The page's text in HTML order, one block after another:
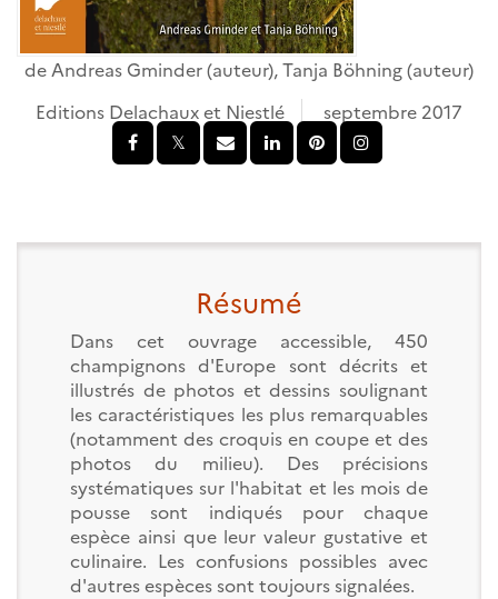
deAndreas Gminder(auteur),Tanja Böhning(auteur)
Editions Delachaux et Niestlé
septembre 2017
Résumé
Dans cet ouvrage accessible, 450
champignons d'Europe sont décrits et
illustrés de photos et dessins soulignant
les caractéristiques les plus remarquables
(notamment des croquis en coupe et des
photos du milieu). Des précisions
systématiques sur l'habitat et les mois de
pousse sont indiqués pour chaque
espèce ainsi que leur valeur gustative et
culinaire. Les confusions possibles avec
d'autres espèces sont toujours signalées.